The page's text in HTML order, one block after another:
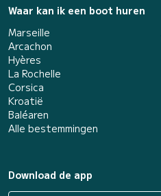
Waar kan ik een boot huren
Marseille
Arcachon
Hyères
La Rochelle
Corsica
Kroatië
Baléaren
Alle bestemmingen
Download de app